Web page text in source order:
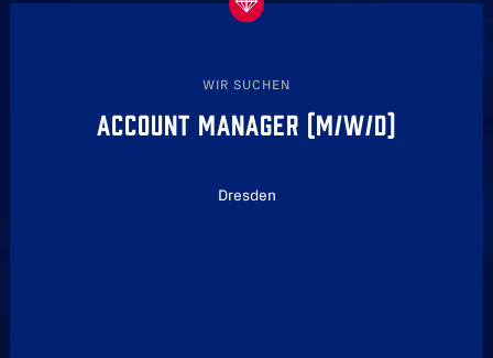
WIR SUCHEN
ACCOUNT MANAGER (M/W/D)
Dresden